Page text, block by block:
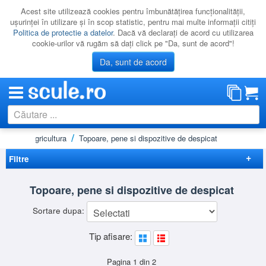
Acest site utilizează cookies pentru îmbunătăţirea funcţionalităţii,
uşurinţei în utilizare şi în scop statistic, pentru mai multe informaţii citiţi
Politica de protectie a datelor. Dacă vă declaraţi de acord cu utilizarea
cookie-urilor vă rugăm să daţi click pe "Da, sunt de acord"!
Da, sunt de acord
CATEGORII
PROMOTII
RESIGILATE
LICHIDARE
/ agricultura
Topoare, pene si dispozitive de despicat
Filtre
Elimina filtrele
Topoare, pene si dispozitive de despicat
Sortare dupa:
Tip afisare:
Pagina 1 din 2